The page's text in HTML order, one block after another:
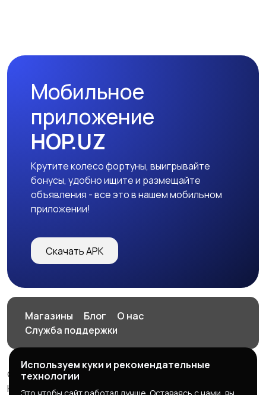
Мобильное
приложение
HOP.UZ
Крутите колесо фортуны, выигрывайте
бонусы, удобно ищите и размещайте
объявления - все это в нашем мобильном
приложении!
Скачать APK
Магазины Блог
О нас
Служба поддержки
© 2026 HOP.UZ
HOP.UZ
Используем куки и рекомендательные
технологии